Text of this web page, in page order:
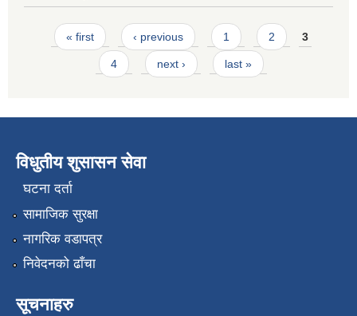
Pages
« first ‹ previous 1 2 3
4 next › last »
विधुतीय शुसासन सेवा
घटना दर्ता
सामाजिक सुरक्षा
नागरिक वडापत्र
निवेदनको ढाँचा
सूचनाहरु